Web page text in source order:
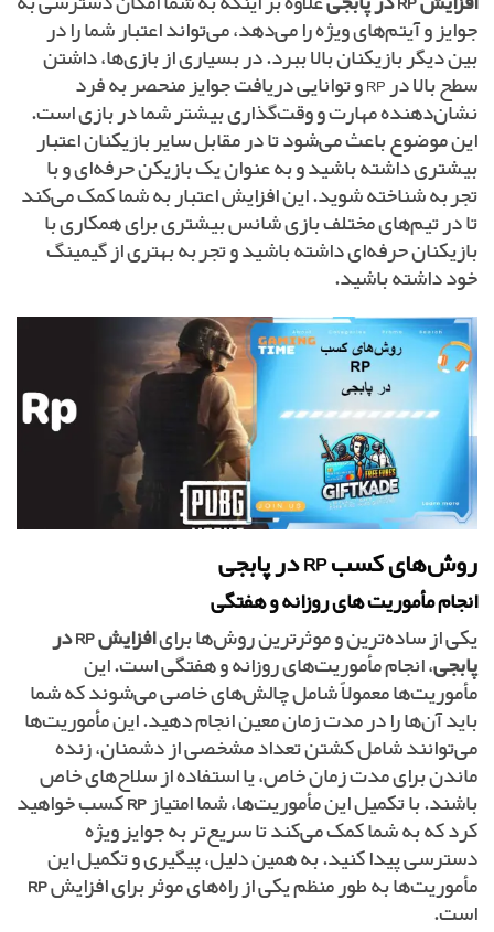
جوایز و آیتم‌های ویژه را می‌دهد، می‌تواند اعتبار شما را در
بین دیگر بازیکنان بالا ببرد. در بسیاری از بازی‌ها، داشتن
سطح بالا در RP و توانایی دریافت جوایز منحصر به فرد
نشان‌دهنده مهارت و وقت‌گذاری بیشتر شما در بازی است.
این موضوع باعث می‌شود تا در مقابل سایر بازیکنان اعتبار
بیشتری داشته باشید و به عنوان یک بازیکن حرفه‌ای و با
تجربه شناخته شوید. این افزایش اعتبار به شما کمک می‌کند
تا در تیم‌های مختلف بازی شانس بیشتری برای همکاری با
بازیکنان حرفه‌ای داشته باشید و تجربه بهتری از گیمینگ
خود داشته باشید.
روش‌های کسب RP در پابجی
انجام مأموریت‌ های روزانه و هفتگی
یکی از ساده‌ترین و موثرترین روش‌ها برای
افزایش RP در
پابجی، انجام مأموریت‌های روزانه و هفتگی است. این
مأموریت‌ها معمولاً شامل چالش‌های خاصی می‌شوند که شما
باید آن‌ها را در مدت زمان معین انجام دهید. این مأموریت‌ها
می‌توانند شامل کشتن تعداد مشخصی از دشمنان، زنده
ماندن برای مدت زمان خاص، یا استفاده از سلاح‌های خاص
باشند. با تکمیل این مأموریت‌ها، شما امتیاز RPکسب خواهید
کرد که به شما کمک می‌کند تا سریع‌تر به جوایز ویژه
دسترسی پیدا کنید. به همین دلیل، پیگیری و تکمیل این
مأموریت‌ها به طور منظم یکی از راه‌های موثر برای افزایشRP
است.